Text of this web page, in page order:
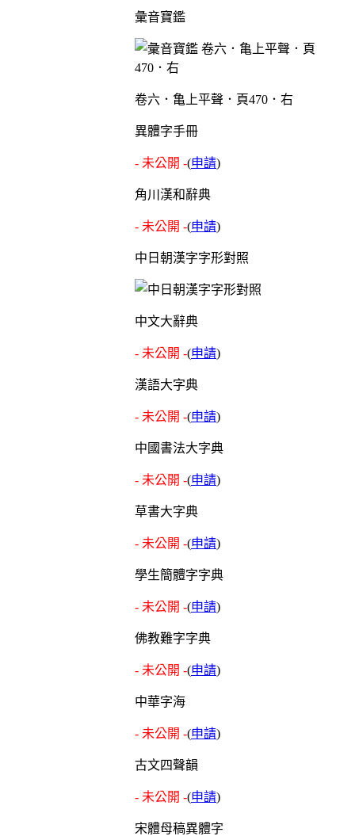
彙音寶鑑
卷六．亀上平聲．頁470．右
異體字手冊
- 未公開 -(申請)
角川漢和辭典
- 未公開 -(申請)
中日朝漢字字形對照
中文大辭典
- 未公開 -(申請)
漢語大字典
- 未公開 -(申請)
中國書法大字典
- 未公開 -(申請)
草書大字典
- 未公開 -(申請)
學生簡體字字典
- 未公開 -(申請)
佛教難字字典
- 未公開 -(申請)
中華字海
- 未公開 -(申請)
古文四聲韻
- 未公開 -(申請)
宋體母稿異體字